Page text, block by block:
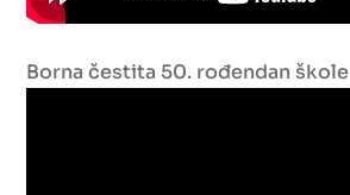
Borna čestita 50. rođendan škole